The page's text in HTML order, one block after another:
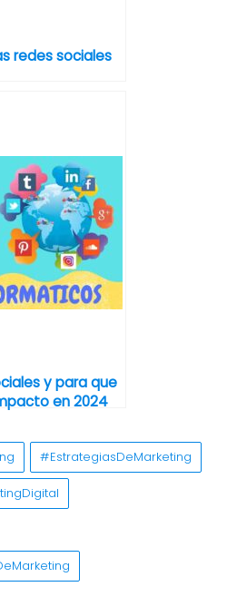
redes sociales
y para que
en 2024
#EstrategiasDeMarketing